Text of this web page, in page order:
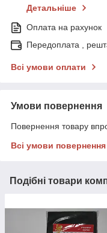
Детальніше
Оплата на рахунок
Передоплата ,
Всі умови оплати
Умови повернення
Повернення товару
Всі умови повернення
Подібні товари